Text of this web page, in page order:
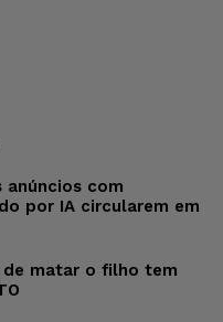
anúncios com
por IA circularem em
matar o filho tem